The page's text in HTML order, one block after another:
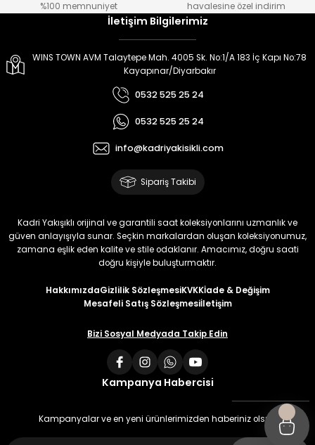
%100 memnuniyet
havalesine özel indirim
İletişim Bilgilerimiz
WINS TOWN AVM Talaytepe Mah. 4005 Sk. No:1/A 183 İç Kapı No:78
Kayapınar/Diyarbakır
0532 525 25 24
0532 525 25 24
info@kadriyakisikli.com
Sipariş Takibi
Kadri Yakışıklı orijinal ve garantili saat koleksiyonlarını uzmanlık ve
güven anlayışıyla sunar. Seçkin markalardan oluşan koleksiyonumuz,
zamana eşlik eden kalite ve stile odaklanır. Amacımız, doğru saati
doğru kişiyle buluşturmaktır.
HakkımızdaGizlilik SözleşmesiKVKKİade & Değişim
Mesafeli Satış Sözleşmesiİletişim
Bizi Sosyal Medyada Takip Edin
Kampanya Habercisi
Kampanyalar ve en yeni ürünlerimizden haberiniz olsun